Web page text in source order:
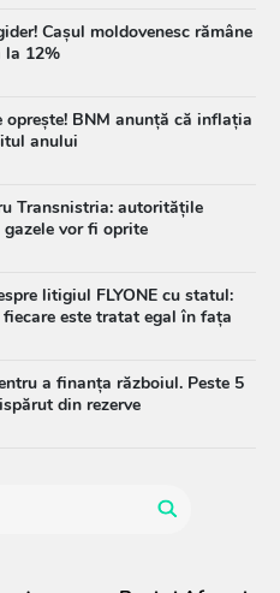
Cașul moldovenesc rămâne
la 12%
BNM anunță că inflația
anului
Transnistria: autoritățile
vor fi oprite
litigiul FLYONE cu statul:
este tratat egal în fața
a finanța războiul. Peste 5
din rezerve